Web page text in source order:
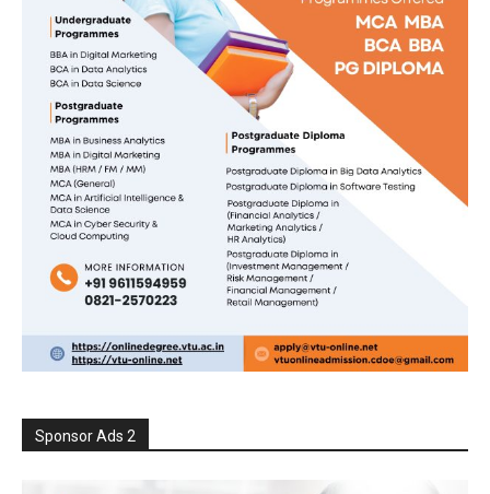
Sponsor Ads 2